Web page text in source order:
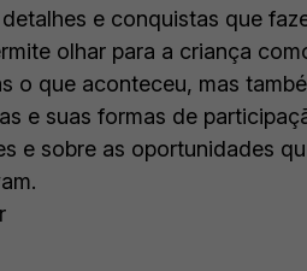
e conquistas que
olhar para a criança
o que aconteceu, mas
e suas formas de
e sobre as oportunidades